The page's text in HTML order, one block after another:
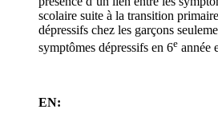
scolaire suite à la transition
dépressifs chez les garçons
symptômes dépressifs en 6e année
EN: